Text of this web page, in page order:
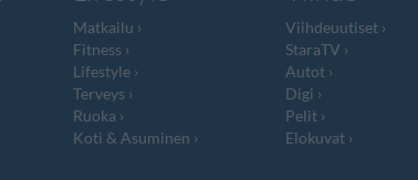
Matkailu
Fitness
Lifestyle
Terveys
Ruoka
Koti & Asuminen
Viihdeuutiset
StaraTV
Autot
Digi
Pelit
Elokuvat